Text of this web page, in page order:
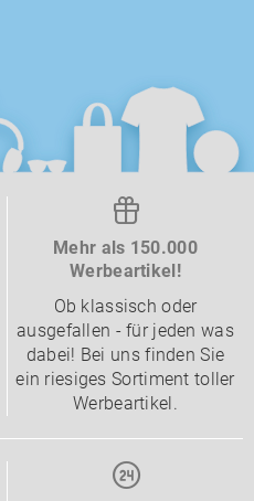
Mehr als 150.000
Werbeartikel!
Ob klassisch oder
ausgefallen - für jeden was
dabei! Bei uns finden Sie
ein riesiges Sortiment toller
Werbeartikel.